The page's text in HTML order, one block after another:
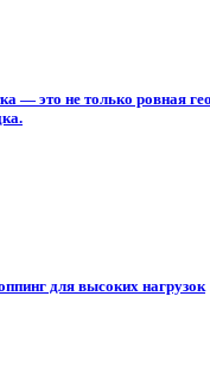
— это не только ровная
для высоких нагрузок